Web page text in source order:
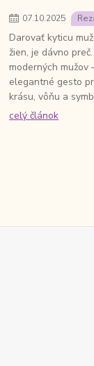
07.10.2025
Darovať kyticu
žien, je dávno
moderných mužov
elegantné gesto
krásu, vôňu a
celý článok